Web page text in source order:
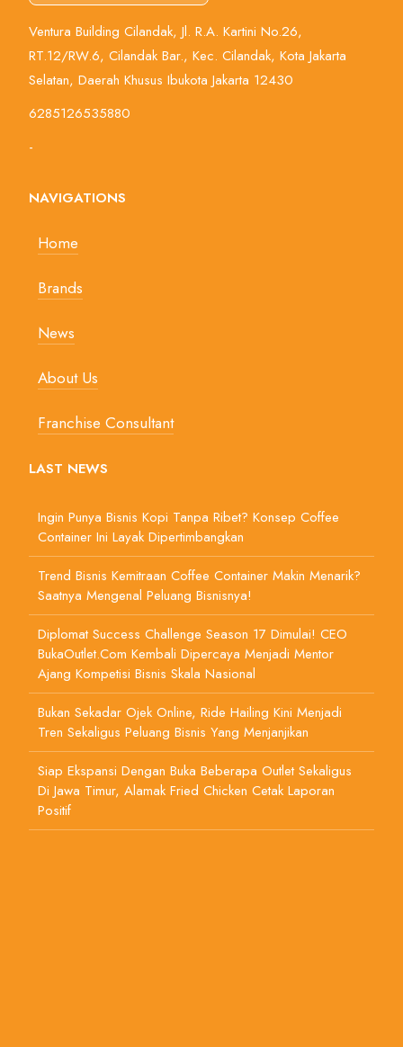
Ventura Building Cilandak, Jl. R.A. Kartini No.26,
RT.12/RW.6, Cilandak Bar., Kec. Cilandak, Kota Jakarta
Selatan, Daerah Khusus Ibukota Jakarta 12430
6285126535880
-
NAVIGATIONS
Home
Brands
News
About Us
Franchise Consultant
LAST NEWS
Ingin Punya Bisnis Kopi Tanpa Ribet? Konsep Coffee
Container Ini Layak Dipertimbangkan
Trend Bisnis Kemitraan Coffee Container Makin Menarik?
Saatnya Mengenal Peluang Bisnisnya!
Diplomat Success Challenge Season 17 Dimulai! CEO
BukaOutlet.com Kembali Dipercaya Menjadi Mentor
Ajang Kompetisi Bisnis Skala Nasional
Bukan Sekadar Ojek Online, Ride Hailing Kini Menjadi
Tren Sekaligus Peluang Bisnis Yang Menjanjikan
Siap Ekspansi Dengan Buka Beberapa Outlet Sekaligus
Di Jawa Timur, Alamak Fried Chicken Cetak Laporan
Positif